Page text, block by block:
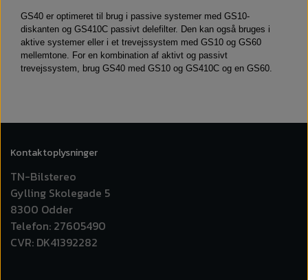
Xmax (1-vejs lineær): 3,2 mm (1/8”)
Kurvvolumen: 0,113 liter (0,004 ft³)
GS40 er optimeret til brug i passive systemer med GS10-
diskanten og GS410C passivt delefilter. Den kan også bruges i
aktive systemer eller i et trevejssystem med GS10 og GS60
mellemtone. For en kombination af aktivt og passivt
trevejssystem, brug GS40 med GS10 og GS410C og en GS60.
Kontaktoplysninger
TN-Bilstereo
Gylling Skolegade 5
8300 Odder
Telefon: 27605490
CVR: DK41392282